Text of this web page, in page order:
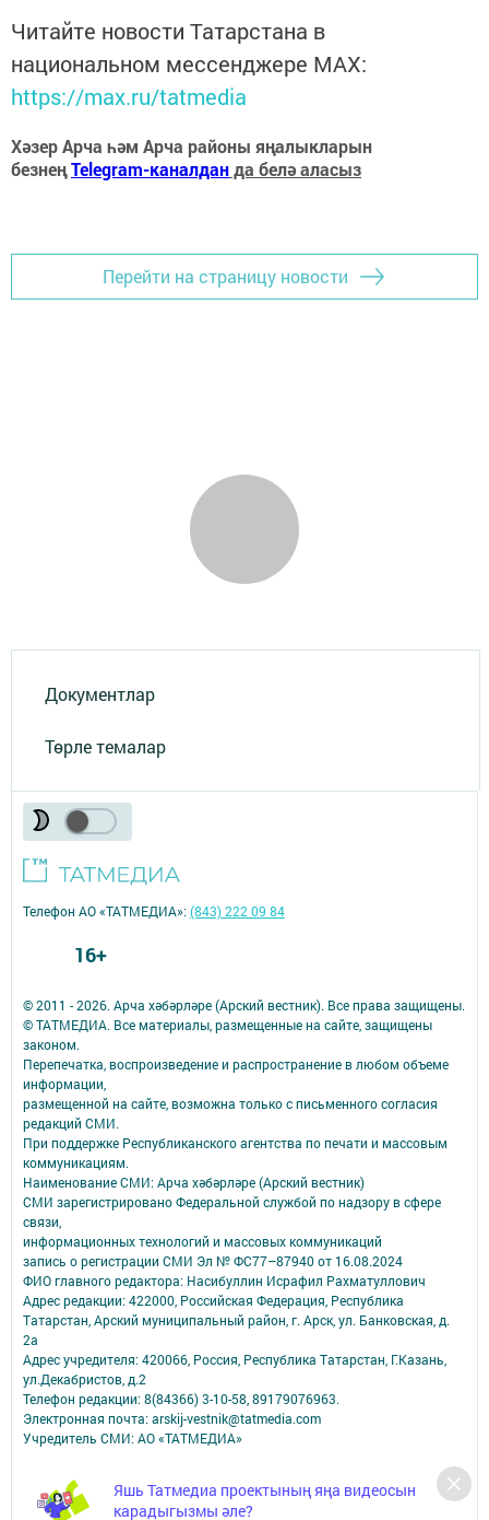
Читайте новости Татарстана в
национальном мессенджере MАХ:
https://max.ru/tatmedia
Хәзер Арча һәм Арча районы яңалыкларын
безнеңTelegram-каналданда белә аласыз
Перейти на страницу новости
Документлар
Төрле темалар
Яшь Татмедиа проектының яңа видеосын
карадыгызмы әле?
© 2011 - 2026. Арча хәбәрләре (Арский вестник). Все права защищены.
© ТАТМЕДИА. Все материалы, размещенные на сайте, защищены
законом.
Перепечатка, воспроизведение и распространение в любом объеме
информации,
размещенной на сайте, возможна только с письменного согласия
редакций СМИ.
При поддержке Республиканского агентства по печати и массовым
коммуникациям.
Наименование СМИ: Арча хәбәрләре (Арский вестник)
СМИ зарегистрировано Федеральной службой по надзору в сфере
связи,
информационных технологий и массовых коммуникаций
запись о регистрации СМИ Эл № ФС77–87940 от 16.08.2024
ФИО главного редактора: Насибуллин Исрафил Рахматуллович
Адрес редакции: 422000, Российская Федерация, Республика
Татарстан, Арский муниципальный район, г. Арск, ул. Банковская, д.
2а
Адрес учредителя: 420066, Россия, Республика Татарстан, Г.Казань,
ул.Декабристов, д.2
Телефон редакции: 8(84366) 3-10-58, 89179076963.
Электронная почта: arskij-vestnik@tatmedia.com
Учредитель СМИ: АО «ТАТМЕДИА»
Антикоррупционная политика
АО «ТАТМЕДИА» использует «cookie»для персонализации сервисов и
Телефон АО «ТАТМЕДИА»:(843) 222 09 84
16+